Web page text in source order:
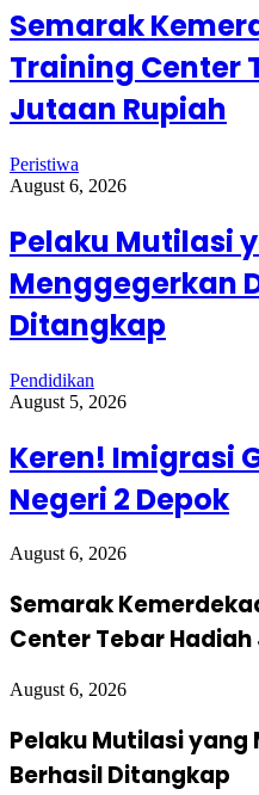
Semarak
Training Center
Jutaan Rupiah
Peristiwa
August 6, 2026
Pelaku Mutilasi
Menggegerkan
Ditangkap
Pendidikan
August 5, 2026
Keren! Imigrasi
Negeri 2 Depok
August 6, 2026
Semarak
Center Tebar
August 6, 2026
Pelaku Mutilasi yang
Berhasil Ditangkap